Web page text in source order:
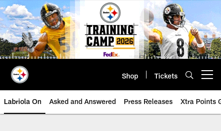
Skip
to
main
content
Shop Tickets
Labriola On Asked and Answered Press Releases Xtra Points